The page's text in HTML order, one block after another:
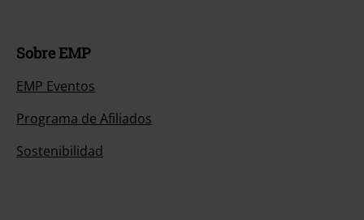
Sobre EMP
EMP Eventos
Programa de Afiliados
Sostenibilidad